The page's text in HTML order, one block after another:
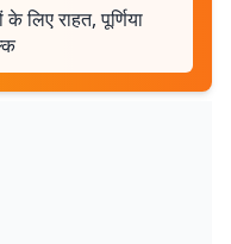
लिए राहत, पूर्णिया